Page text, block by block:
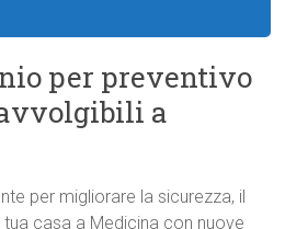
per preventivo
a
per migliorare la sicurezza, il
casa a Medicina con nuove